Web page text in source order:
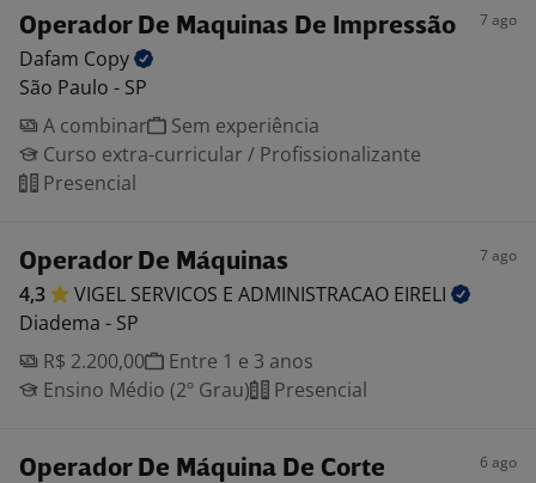
Operador De Maquinas De Impressão 7 ago
Dafam Copy
São Paulo - SP
A combinar
Sem experiência
Curso extra-curricular / Profissionalizante
Presencial
Operador De Máquinas 7 ago
4,3 VIGEL SERVICOS E ADMINISTRACAO EIRELI
Diadema - SP
R$ 2.200,00
Entre 1 e 3 anos
Ensino Médio (2º Grau)
Presencial
Operador De Máquina De Corte 6 ago